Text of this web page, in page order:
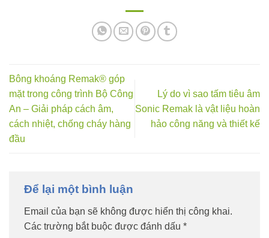
Bông khoáng Remak® góp
mặt trong công trình Bộ Công
An – Giải pháp cách âm,
cách nhiệt, chống cháy hàng
đầu
Lý do vì sao tấm tiêu âm
Sonic Remak là vật liệu hoàn
hảo công năng và thiết kế
Để lại một bình luận
Email của bạn sẽ không được hiển thị công khai.
Các trường bắt buộc được đánh dấu *